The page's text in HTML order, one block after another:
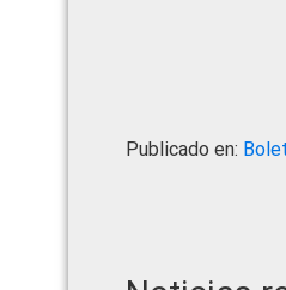
Publicado en: